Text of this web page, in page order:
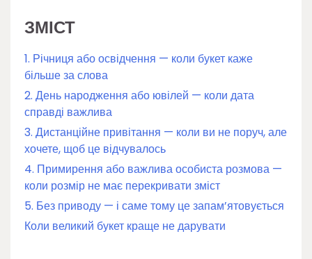
ЗМІСТ
1. Річниця або освідчення — коли букет каже
більше за слова
2. День народження або ювілей — коли дата
справді важлива
3. Дистанційне привітання — коли ви не поруч, але
хочете, щоб це відчувалось
4. Примирення або важлива особиста розмова —
коли розмір не має перекривати зміст
5. Без приводу — і саме тому це запам’ятовується
Коли великий букет краще не дарувати